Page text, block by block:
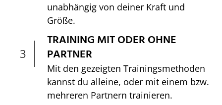
unabhängig von deiner Kraft und
Größe.
3
TRAINING MIT ODER OHNE
PARTNER
Mit den gezeigten Trainingsmethoden
kannst du alleine, oder mit einem bzw.
mehreren Partnern trainieren.